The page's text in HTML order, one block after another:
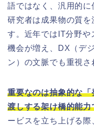
語ではなく、汎用的
研究者は成果物の質を
す。近年ではIT分野や
機会が増え、DX（デ
ン）の文脈でも重視さ
重要なのは抽象的な
渡しする架け橋的能
ービスを立ち上げる